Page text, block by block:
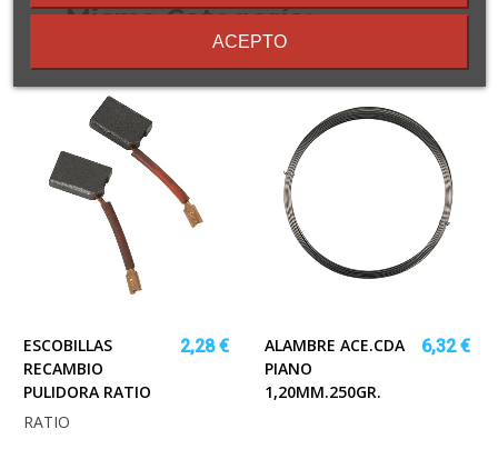
Misma Categoría:
ESCOBILLAS
RECAMBIO
PULIDORA RATIO
2,28 €
RATIO
ALAMBRE ACE.CDA
PIANO
1,20MM.250GR.
6,32 €
condiciones
ACEPTO